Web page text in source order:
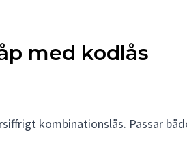
med kodlås
kombinationslås. Passar